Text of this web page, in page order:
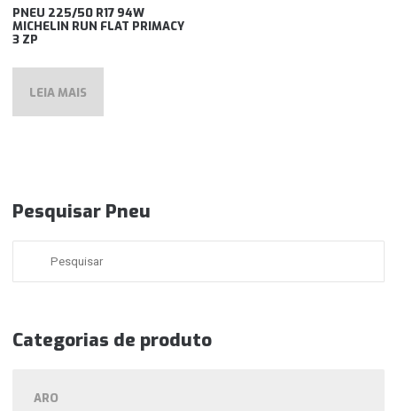
PNEU 225/50 R17 94W
MICHELIN RUN FLAT PRIMACY
3 ZP
LEIA MAIS
Pesquisar Pneu
Categorias de produto
ARO